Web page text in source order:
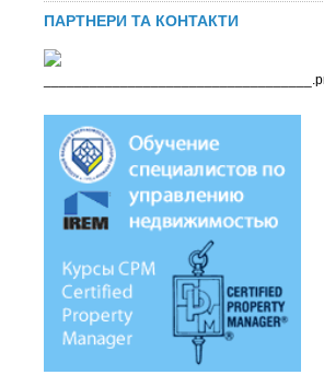
ПАРТНЕРИ ТА КОНТАКТИ